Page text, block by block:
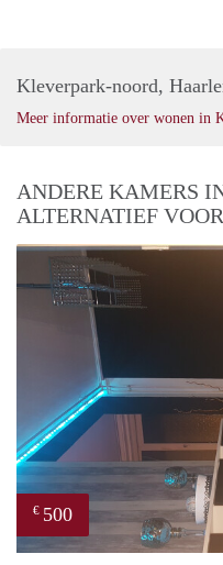
Kleverpark-noord,
Meer informatie over wonen in
ANDERE KAMERS
ALTERNATIEF
€ 500